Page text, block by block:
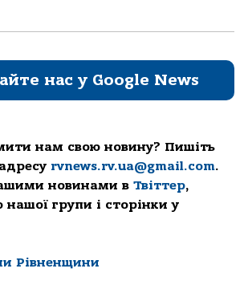
нас у Google News
нам свою новину? Пишіть
rvnews.rv.ua@gmail.com.
новинами в Твіттер,
нашої групи і сторінки у
Рівненщини